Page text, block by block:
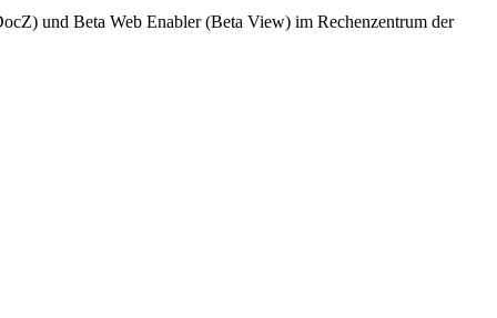
und Beta Web Enabler (Beta View) im Rechenzentrum der